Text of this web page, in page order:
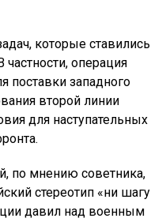
которые ставились
операция
поставки западного
второй линии
для наступательных
по мнению советника,
стереотип «ни шагу
давил над военным